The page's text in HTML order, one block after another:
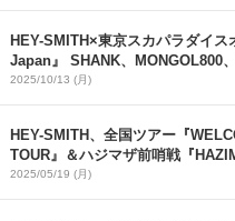
HEY-SMITH×東京スカパラダイ
Japan』 SHANK、MONGOL800
2025/10/13 (月)
HEY-SMITH、全国ツアー『
TOUR』＆ハジマザ前哨戦『
2025/05/19 (月)